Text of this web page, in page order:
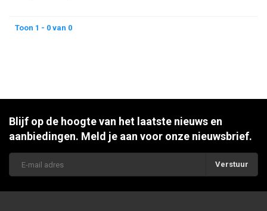
Toon 1 - 0 van 0
Blijf op de hoogte van het laatste nieuws en
aanbiedingen. Meld je aan voor onze nieuwsbrief.
Verstuur